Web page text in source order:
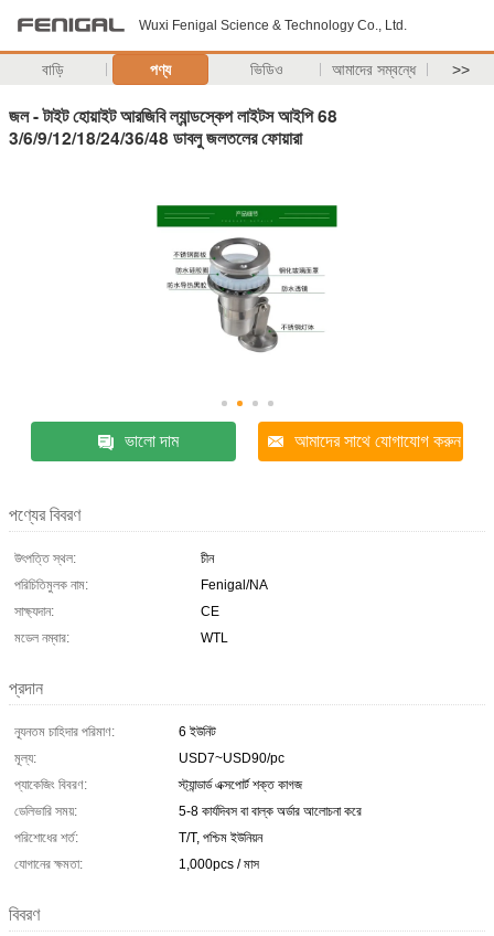
Wuxi Fenigal Science & Technology Co., Ltd.
বাড়ি পণ্য ভিডিও আমাদের সম্বন্ধে >>
জল - টাইট হোয়াইট আরজিবি ল্যান্ডস্কেপ লাইটস আইপি 68
3/6/9/12/18/24/36/48 ডাবলু জলতলের ফোয়ারা
ভালো দাম আমাদের সাথে যোগাযোগ করুন
পণ্যের বিবরণ
উৎপত্তি স্থল:
চীন
পরিচিতিমুলক নাম:
Fenigal/NA
সাক্ষ্যদান:
CE
মডেল নম্বার:
WTL
প্রদান
ন্যূনতম চাহিদার পরিমাণ:
6 ইউনিট
মূল্য:
USD7~USD90/pc
প্যাকেজিং বিবরণ:
স্ট্যান্ডার্ড এক্সপোর্ট শক্ত কাগজ
ডেলিভারি সময়:
5-8 কার্যদিবস বা বাল্ক অর্ডার আলোচনা করে
পরিশোধের শর্ত:
T/T, পশ্চিম ইউনিয়ন
যোগানের ক্ষমতা:
1,000pcs / মাস
বিবরণ